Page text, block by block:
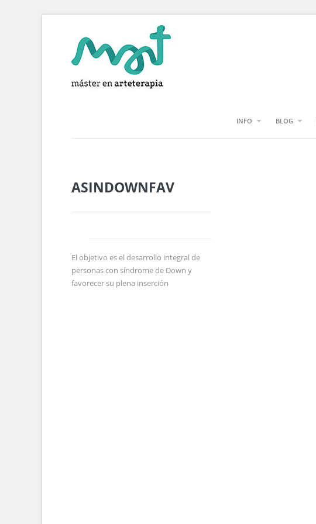
INFO BLOG
ASINDOWNFAV
El objetivo es el desarrollo integral de
personas con síndrome de Down y
favorecer su plena inserción